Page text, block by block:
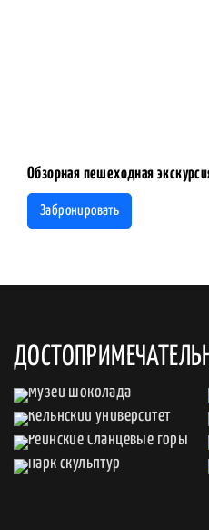
Обзорная пешеходная
Забронировать